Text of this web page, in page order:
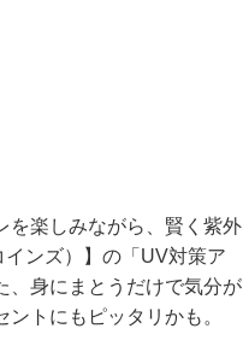
を楽しみながら、賢く紫外
ンズ）】の「UV対策ア
、身にまとうだけで気分が
トにもピッタリかも。